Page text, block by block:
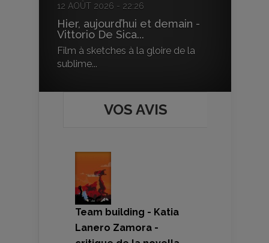
12 AOÛT 2026 - 22:26
Hier, aujourd’hui et demain -
Vittorio De Sica...
Film à sketches à la gloire de la
sublime...
VOS AVIS
Team building - Katia
Lanero Zamora -